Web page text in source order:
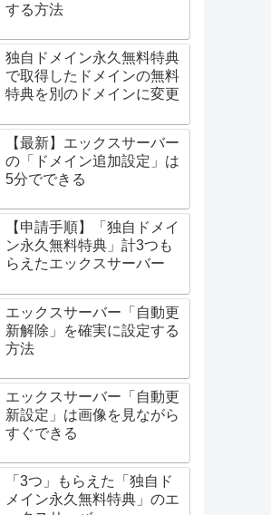
する方法
独自ドメイン永久無料特典
で取得したドメインの無料
特典を別のドメインに変更
【最新】エックスサーバー
の「ドメイン追加設定」は
5分でできる
【申請手順】「独自ドメイ
ン永久無料特典」計3つも
らえたエックスサーバー
エックスサーバー「自動更
新解除」を確実に設定する
方法
エックスサーバー「自動更
新設定」は画像を見ながら
すぐできる
「3つ」もらえた「独自ド
メイン永久無料特典」のエ